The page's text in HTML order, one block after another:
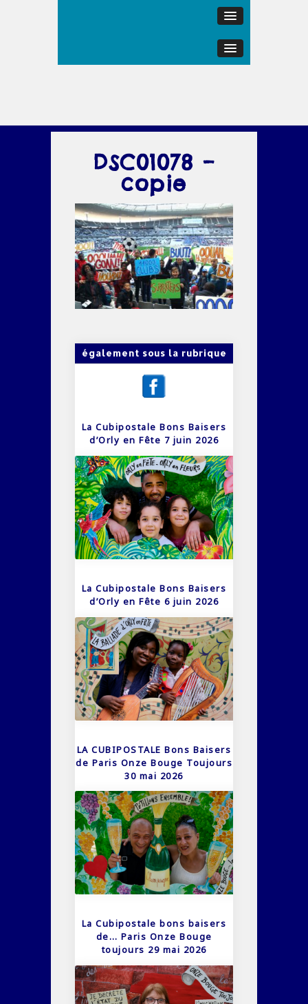
DSC01078 –
copie
également sous la rubrique
La Cubipostale Bons Baisers
d’Orly en Fête 7 juin 2026
La Cubipostale Bons Baisers
d’Orly en Fête 6 juin 2026
LA CUBIPOSTALE Bons Baisers
de Paris Onze Bouge Toujours
30 mai 2026
La Cubipostale bons baisers
de… Paris Onze Bouge
toujours 29 mai 2026